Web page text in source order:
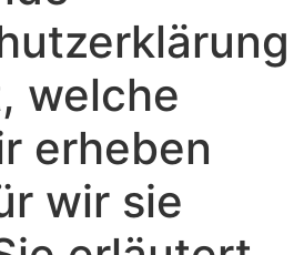
welche
erheben
wir sie